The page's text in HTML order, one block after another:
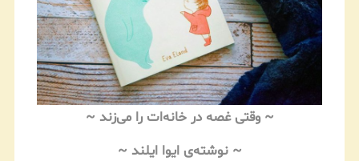
~ وقتی غصه در خانه‌ات را می‌زند ~
~ نوشته‌ی ایوا ایلند ~